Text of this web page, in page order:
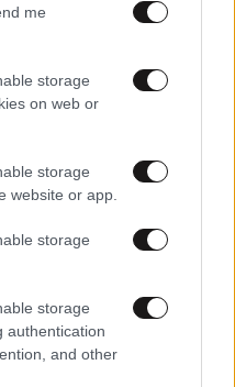
me
storage
on web or
storage
website or app.
storage
storage
authentication
and other